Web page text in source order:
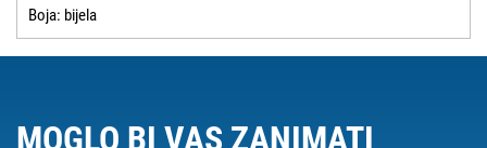
Boja: bijela
MOGLO BI VAS ZANIMATI